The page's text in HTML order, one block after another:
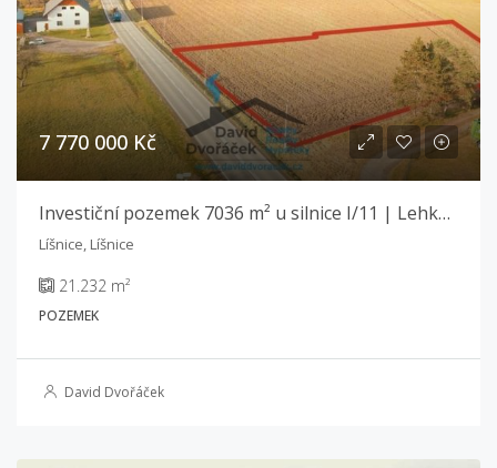
7 770 000 Kč
Investiční pozemek 7036 m² u silnice I/11 | Lehká výroba a sklady | Líšnice
Líšnice, Líšnice
21.232 m²
POZEMEK
David Dvořáček